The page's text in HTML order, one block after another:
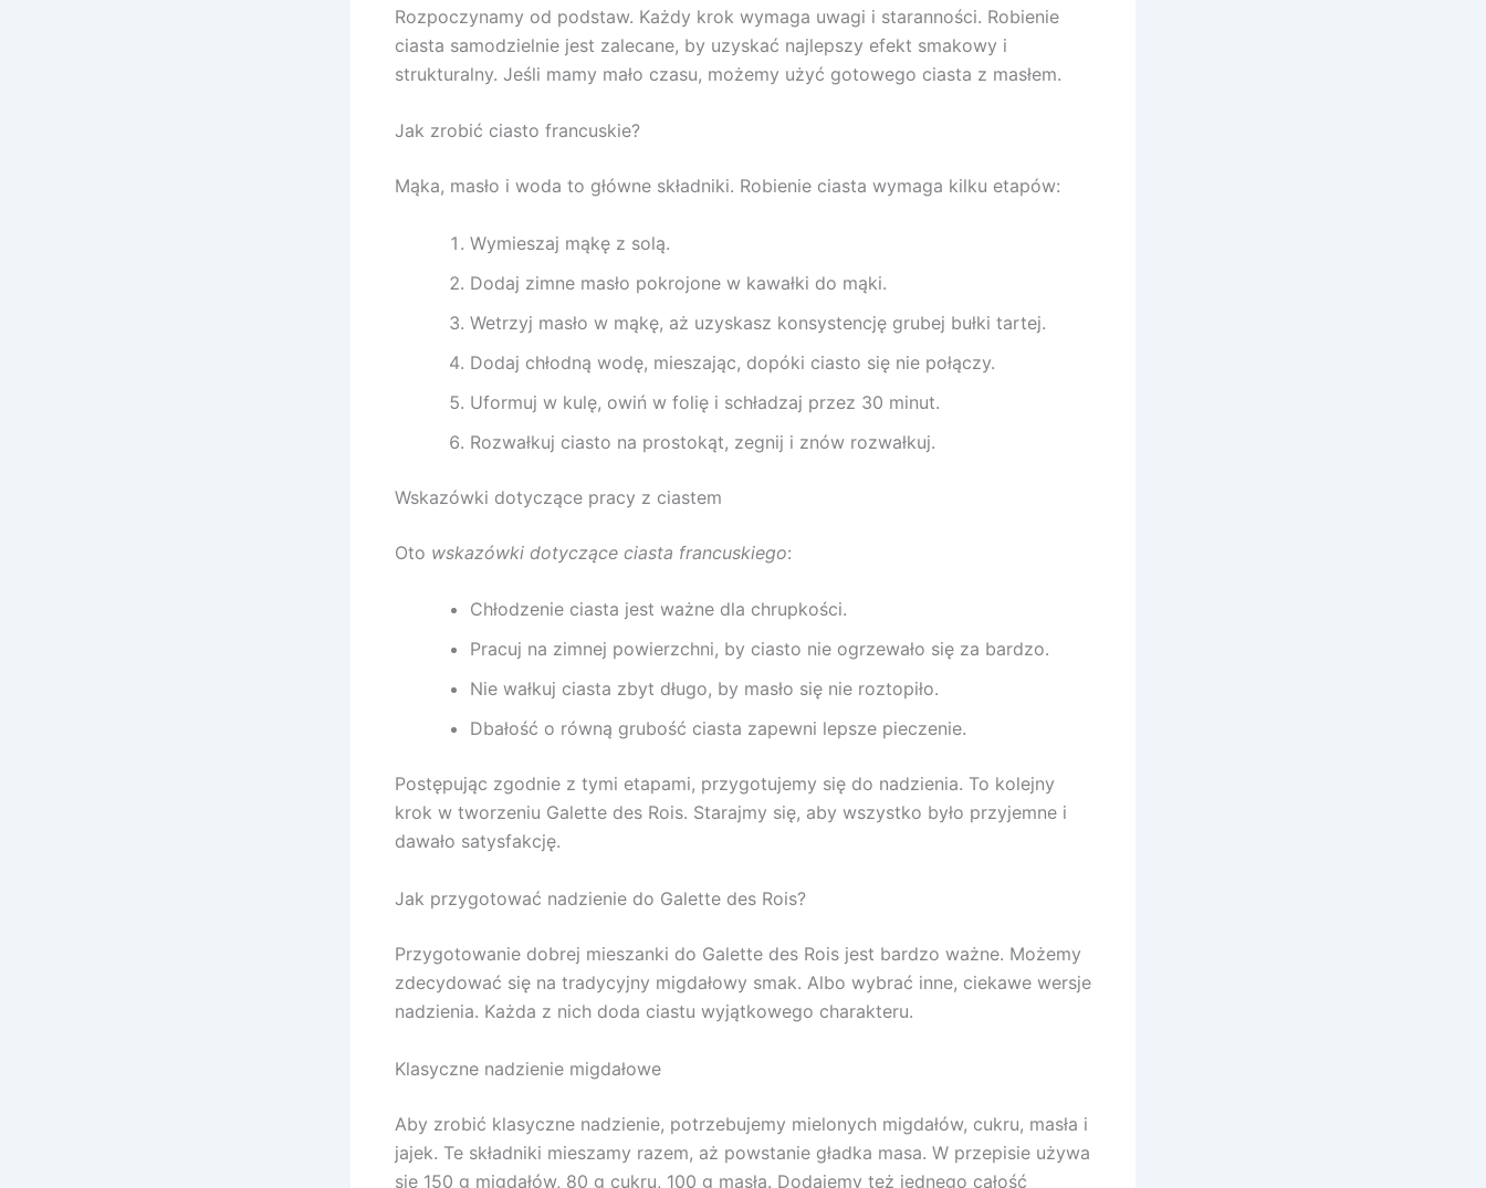
Rozpoczynamy od podstaw. Każdy krok wymaga uwagi i staranności. Robienie
ciasta samodzielnie jest zalecane, by uzyskać najlepszy efekt smakowy i
strukturalny. Jeśli mamy mało czasu, możemy użyć gotowego ciasta z masłem.
Jak zrobić ciasto francuskie?
Mąka, masło i woda to główne składniki. Robienie ciasta wymaga kilku etapów:
Wymieszaj mąkę z solą.
Dodaj zimne masło pokrojone w kawałki do mąki.
Wetrzyj masło w mąkę, aż uzyskasz konsystencję grubej bułki tartej.
Dodaj chłodną wodę, mieszając, dopóki ciasto się nie połączy.
Uformuj w kulę, owiń w folię i schładzaj przez 30 minut.
Rozwałkuj ciasto na prostokąt, zegnij i znów rozwałkuj.
Wskazówki dotyczące pracy z ciastem
Oto wskazówki dotyczące ciasta francuskiego:
Chłodzenie ciasta jest ważne dla chrupkości.
Pracuj na zimnej powierzchni, by ciasto nie ogrzewało się za bardzo.
Nie wałkuj ciasta zbyt długo, by masło się nie roztopiło.
Dbałość o równą grubość ciasta zapewni lepsze pieczenie.
Postępując zgodnie z tymi etapami, przygotujemy się do nadzienia. To kolejny
krok w tworzeniu Galette des Rois. Starajmy się, aby wszystko było przyjemne i
dawało satysfakcję.
Jak przygotować nadzienie do Galette des Rois?
Przygotowanie dobrej mieszanki do Galette des Rois jest bardzo ważne. Możemy
zdecydować się na tradycyjny migdałowy smak. Albo wybrać inne, ciekawe wersje
nadzienia. Każda z nich doda ciastu wyjątkowego charakteru.
Klasyczne nadzienie migdałowe
Aby zrobić klasyczne nadzienie, potrzebujemy mielonych migdałów, cukru, masła i
jajek. Te składniki mieszamy razem, aż powstanie gładka masa. W przepisie używa
się 150 g migdałów, 80 g cukru, 100 g masła. Dodajemy też jednego całość